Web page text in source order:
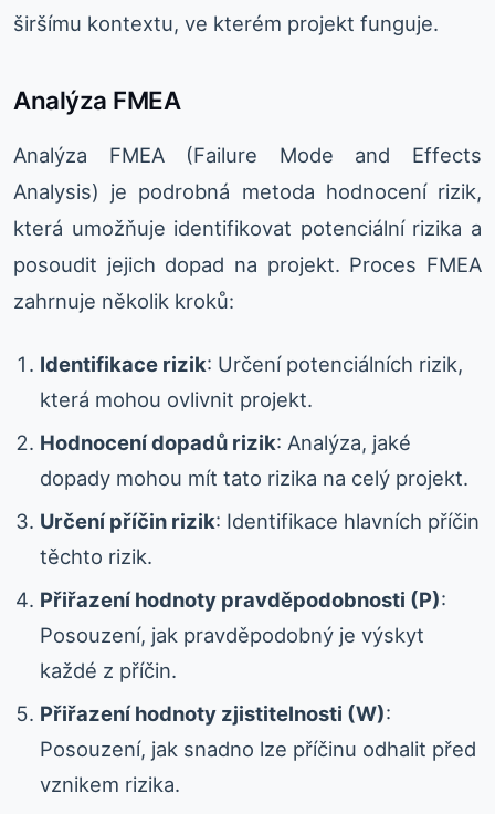
širšímu kontextu, ve kterém projekt funguje.
Analýza FMEA
Analýza FMEA (Failure Mode and Effects
Analysis) je podrobná metoda hodnocení rizik,
která umožňuje identifikovat potenciální rizika a
posoudit jejich dopad na projekt. Proces FMEA
zahrnuje několik kroků:
Identifikace rizik: Určení potenciálních rizik,
která mohou ovlivnit projekt.
Hodnocení dopadů rizik: Analýza, jaké
dopady mohou mít tato rizika na celý projekt.
Určení příčin rizik: Identifikace hlavních příčin
těchto rizik.
Přiřazení hodnoty pravděpodobnosti (P):
Posouzení, jak pravděpodobný je výskyt
každé z příčin.
Přiřazení hodnoty zjistitelnosti (W):
Posouzení, jak snadno lze příčinu odhalit před
vznikem rizika.